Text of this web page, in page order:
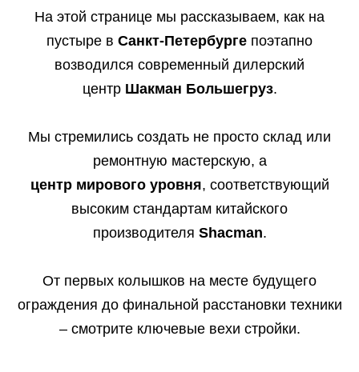
На этой странице мы рассказываем, как на
пустыре в Санкт-Петербурге поэтапно
возводился современный дилерский
центр Шакман Большегруз.
Мы стремились создать не просто склад или
ремонтную мастерскую, а
центр мирового уровня, соответствующий
высоким стандартам китайского
производителя Shacman.
От первых колышков на месте будущего
ограждения до финальной расстановки техники
– смотрите ключевые вехи стройки.